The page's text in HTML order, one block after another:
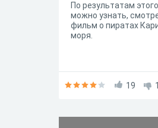
По результатам
можно узнать,
фильм о пиратах
моря.
19